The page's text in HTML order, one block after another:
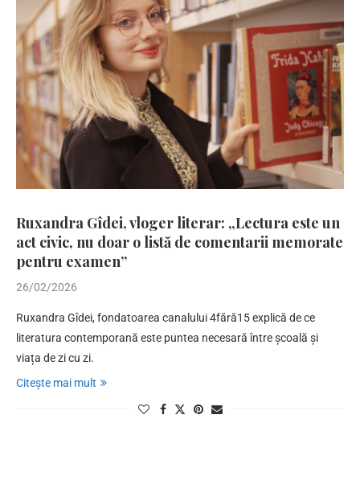
Ruxandra Gîdei, vloger literar: „Lectura este un
act civic, nu doar o listă de comentarii memorate
pentru examen”
26/02/2026
Ruxandra Gîdei, fondatoarea canalului 4fără15 explică de ce
literatura contemporană este puntea necesară între școală și
viața de zi cu zi.
Citește mai mult